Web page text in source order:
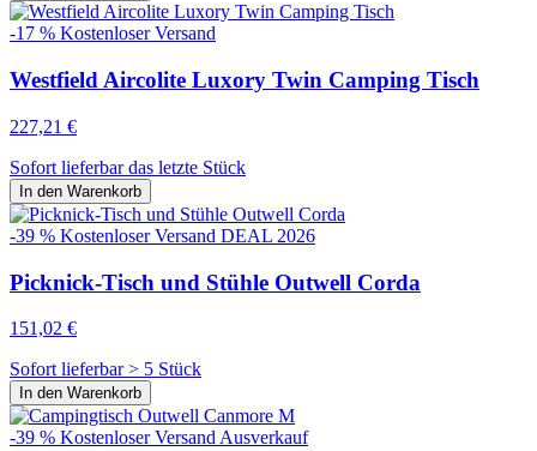
-17 % Kostenloser Versand
Westfield Aircolite Luxory Twin Camping Tisch
227,21 €
Sofort lieferbar das letzte Stück
In den Warenkorb
-39 % Kostenloser Versand DEAL 2026
Picknick-Tisch und Stühle Outwell Corda
151,02 €
Sofort lieferbar > 5 Stück
In den Warenkorb
-39 % Kostenloser Versand Ausverkauf